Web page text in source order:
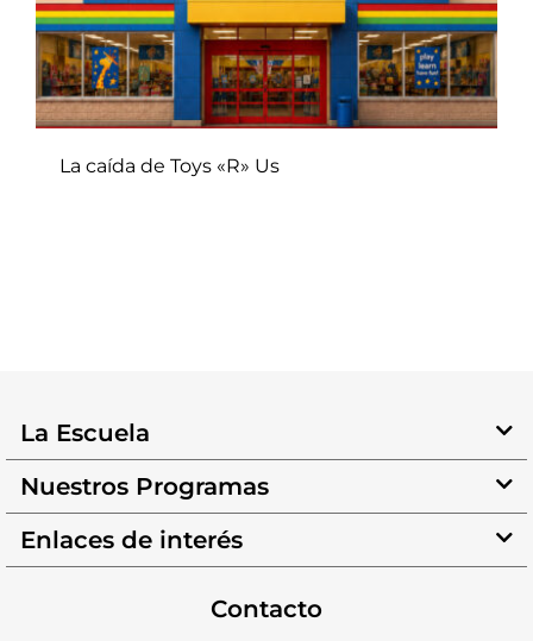
La caída de Toys «R» Us
La Escuela
Nuestros Programas
Enlaces de interés
Contacto